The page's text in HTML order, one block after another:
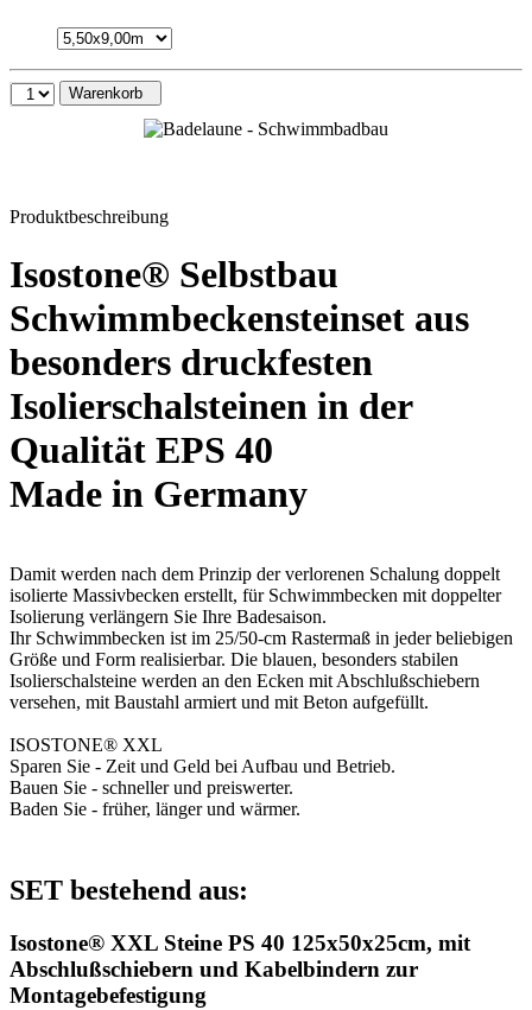
Warenkorb
Produktbeschreibung
Isostone® Selbstbau
Schwimmbeckensteinset aus
besonders druckfesten
Isolierschalsteinen in der
Qualität EPS 40
Made in Germany
Damit werden nach dem Prinzip der verlorenen Schalung doppelt
isolierte Massivbecken erstellt, für Schwimmbecken mit doppelter
Isolierung verlängern Sie Ihre Badesaison.
Ihr Schwimmbecken ist im 25/50-cm Rastermaß in jeder beliebigen
Größe und Form realisierbar. Die blauen, besonders stabilen
Isolierschalsteine werden an den Ecken mit Abschlußschiebern
versehen, mit Baustahl armiert und mit Beton aufgefüllt.
ISOSTONE® XXL
Sparen Sie - Zeit und Geld bei Aufbau und Betrieb.
Bauen Sie - schneller und preiswerter.
Baden Sie - früher, länger und wärmer.
SET bestehend aus:
Isostone® XXL Steine PS 40 125x50x25cm, mit
Abschlußschiebern und Kabelbindern zur
Montagebefestigung